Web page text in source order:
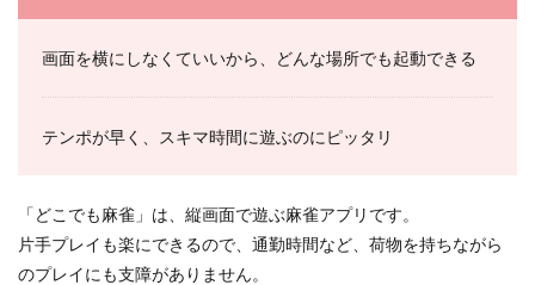
画面を横にしなくていいから、どんな場所でも起動できる
テンポが早く、スキマ時間に遊ぶのにピッタリ
「どこでも麻雀」は、縦画面で遊ぶ麻雀アプリです。
片手プレイも楽にできるので、通勤時間など、荷物を持ちながら
のプレイにも支障がありません。